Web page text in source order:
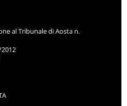
al Tribunale di Aosta n.